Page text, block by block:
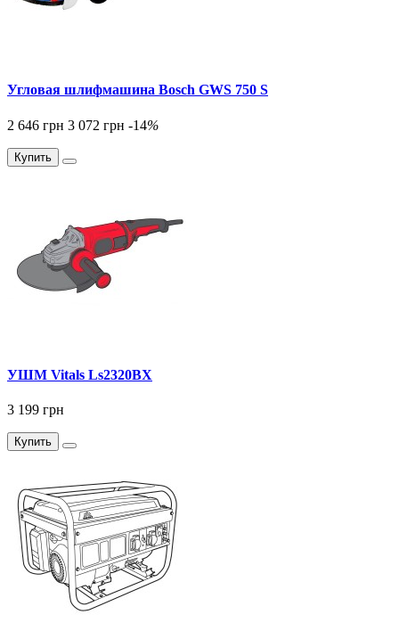
Угловая шлифмашина Bosch GWS 750 S
2 646 грн 3 072 грн -14%
Купить
УШМ Vitals Ls2320BX
3 199 грн
Купить